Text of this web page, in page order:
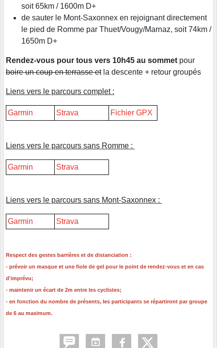
soit 65km / 1600m D+
de sauter le Mont-Saxonnex en rejoignant directement
le pied de Romme par Thuet/Vougy/Marnaz, soit 74km /
1650m D+
Rendez-vous pour tous vers 10h45 au sommet pour
boire un coup en terrasse etla descente + retour groupés
Liens vers le parcours complet :
Garmin Strava Fichier GPX
Liens vers le parcours sans Romme :
Garmin Strava
Liens vers le parcours sans Mont-Saxonnex :
Garmin Strava
Respect des gestes barrières et de distanciation :
- prévoir un masque et une fiole de gel pour le point de rendez-vous et en cas
d'imprévu;
- maintenir un écart de 2m entre les cyclistes;
- en fonction du nombre de présents, les participants se répartiront par groupe
de 6 au maximum.